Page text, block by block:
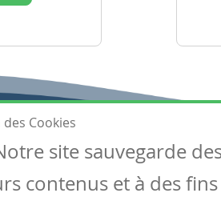
Articles
Tous les
Cookies
site sauvegarde
contenus et à des